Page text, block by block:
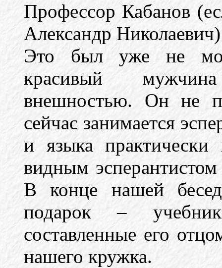
Профессор Кабанов
Александр
Это был уже не
красивый
внешностью. Он не
сейчас занимается
и языка
видным
В конце нашей
подарок –
составленные его
нашего кружка.